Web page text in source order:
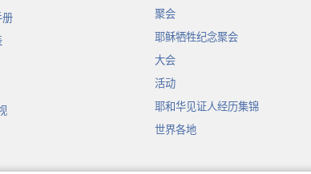
聚会
耶稣牺牲纪念聚会
大会
活动
耶和华见证人经历集锦
世界各地